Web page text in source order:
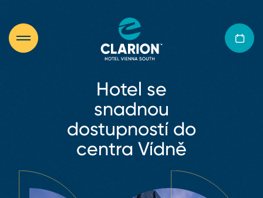
Hotel se
snadnou
dostupností do
centra Vídně